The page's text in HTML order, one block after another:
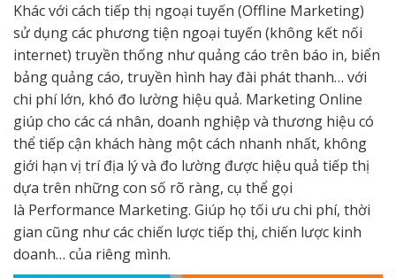
Khác với cách tiếp thị ngoại tuyến (Offline Marketing)
sử dụng các phương tiện ngoại tuyến (không kết nối
internet) truyền thống như quảng cáo trên báo in, biển
bảng quảng cáo, truyền hình hay đài phát thanh… với
chi phí lớn, khó đo lường hiệu quả. Marketing Online
giúp cho các cá nhân, doanh nghiệp và thương hiệu có
thể tiếp cận khách hàng một cách nhanh nhất, không
giới hạn vị trí địa lý và đo lường được hiệu quả tiếp thị
dựa trên những con số rõ ràng, cụ thể gọi
là Performance Marketing. Giúp họ tối ưu chi phí, thời
gian cũng như các chiến lược tiếp thị, chiến lược kinh
doanh… của riêng mình.